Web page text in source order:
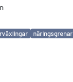
näringsgrenar